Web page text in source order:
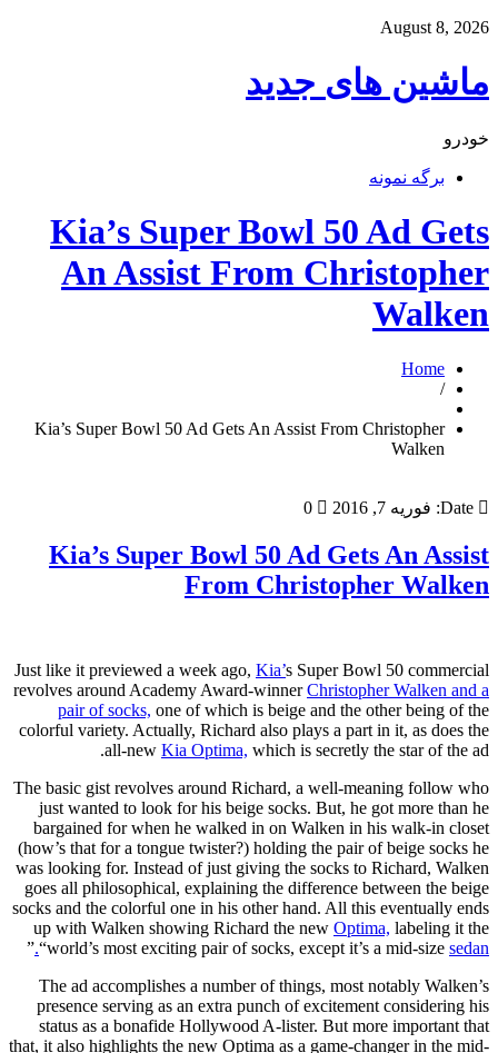
August 8, 2026
ماشین های جدید
خودرو
برگه نمونه
Kia’s Super Bowl 50 Ad Gets
An Assist From Christopher
Walken
Home
/
Kia’s Super Bowl 50 Ad Gets An Assist From Christopher
Walken
Date: فوریه 7, 2016 0
Kia’s Super Bowl 50 Ad Gets An Assist
From Christopher Walken
Just like it previewed a week ago, Kia’s Super Bowl 50 commercial
revolves around Academy Award-winnerChristopher Walken and a
pair of socks, one of which is beige and the other being of the
colorful variety. Actually, Richard also plays a part in it, as does the
all-new Kia Optima, which is secretly the star of the ad.
The basic gist revolves around Richard, a well-meaning follow who
just wanted to look for his beige socks. But, he got more than he
bargained for when he walked in on Walken in his walk-in closet
(how’s that for a tongue twister?) holding the pair of beige socks he
was looking for. Instead of just giving the socks to Richard, Walken
goes all philosophical, explaining the difference between the beige
socks and the colorful one in his other hand. All this eventually ends
up with Walken showing Richard the new Optima, labeling it the
“world’s most exciting pair of socks, except it’s a mid-size sedan.
”
The ad accomplishes a number of things, most notably Walken’s
presence serving as an extra punch of excitement considering his
status as a bonafide Hollywood A-lister. But more important that
that, it also highlights the new Optima as a game-changer in the mid-